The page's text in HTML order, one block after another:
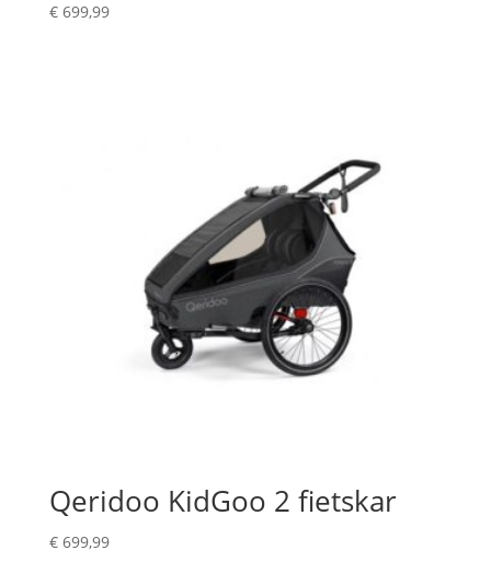
€699,99
Qeridoo KidGoo 2 fietskar
€699,99